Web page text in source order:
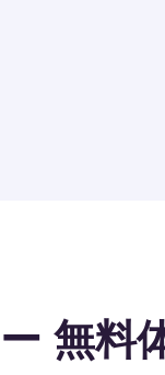
ー 無料